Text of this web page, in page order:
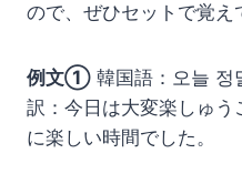
ので、ぜひセットで覚え
例文① 韓国語：오늘 정
訳：今日は大変楽しゅ
に楽しい時間でした。